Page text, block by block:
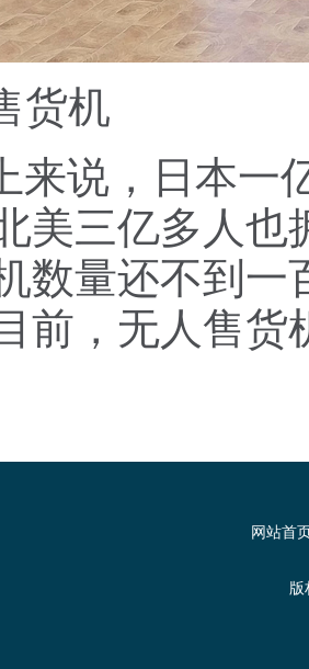
货机
来说，日本一
美三亿多人也
数量还不到一
前，无人售货
网站首